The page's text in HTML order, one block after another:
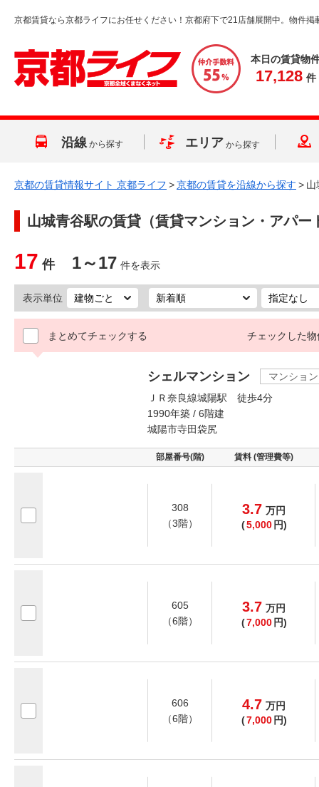
京都賃貸なら京都ライフにお任せください！京都府下で21店舗展開中。物件掲
本日の賃貸物
17,128 件
沿線 から探す エリア から探す
京都の賃貸情報サイト 京都ライフ >京都の賃貸を沿線から探す > 山
山城青谷駅の賃貸（賃貸マンション・アパー
17 件 1～17 件を表示
表示単位
まとめてチェックする チェックした物
シェルマンション
マンション
ＪＲ奈良線城陽駅 徒歩4分
1990年築 / 6階建
城陽市寺田袋尻
部屋番号(階) 賃料 (管理費等)
308
（3階）
3.7 万円
(5,000 円)
605
（6階）
3.7 万円
(7,000 円)
606
（6階）
4.7 万円
(7,000 円)